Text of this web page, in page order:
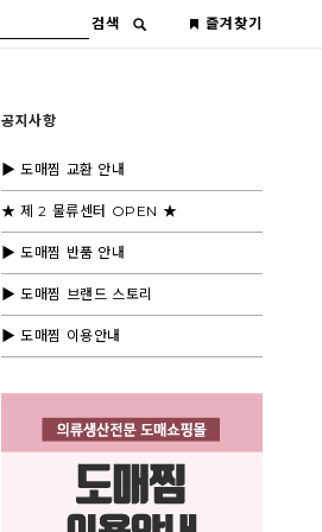
검색 즐겨찾기
공지사항
▶ 도매찜 교환 안내
★ 제 2 물류센터 OPEN ★
▶ 도매찜 반품 안내
▶ 도매찜 브랜드 스토리
▶ 도매찜 이용안내